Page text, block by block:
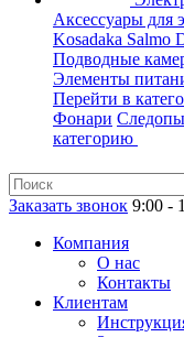
Аксессуары для
Kosadaka Salmo
Подводные
Элементы
Перейти в
Фонари
категорию
Заказать звонок 9:00 -
Компания
О нас
Контакты
Клиентам